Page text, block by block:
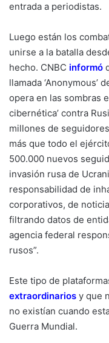
entrada a periodistas.
Luego están los
unirse a la batalla
hecho. CNBC informó
llamada ‘Anonymous’
opera en las sombras
cibernética’ contra
millones de
más que todo el
500.000 nuevos
invasión rusa de
responsabilidad de
corporativos, de
filtrando datos de
agencia federal
rusos”.
Este tipo de
extraordinarios y que
no existían cuando
Guerra Mundial.